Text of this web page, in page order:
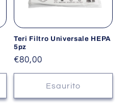
Teri Filtro Universale HEPA
5pz
Prezzo
di
€80,00
Esaurito